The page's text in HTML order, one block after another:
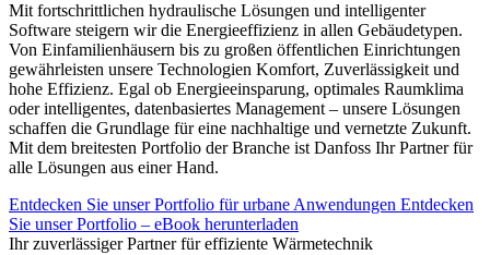
Mit fortschrittlichen hydraulische Lösungen und intelligenter
Software steigern wir die Energieeffizienz in allen Gebäudetypen.
Von Einfamilienhäusern bis zu großen öffentlichen Einrichtungen
gewährleisten unsere Technologien Komfort, Zuverlässigkeit und
hohe Effizienz. Egal ob Energieeinsparung, optimales Raumklima
oder intelligentes, datenbasiertes Management – unsere Lösungen
schaffen die Grundlage für eine nachhaltige und vernetzte Zukunft.
Mit dem breitesten Portfolio der Branche ist Danfoss Ihr Partner für
alle Lösungen aus einer Hand.
Entdecken Sie unser Portfolio für urbane Anwendungen Entdecken
Sie unser Portfolio – eBook herunterladen
Ihr zuverlässiger Partner für effiziente Wärmetechnik